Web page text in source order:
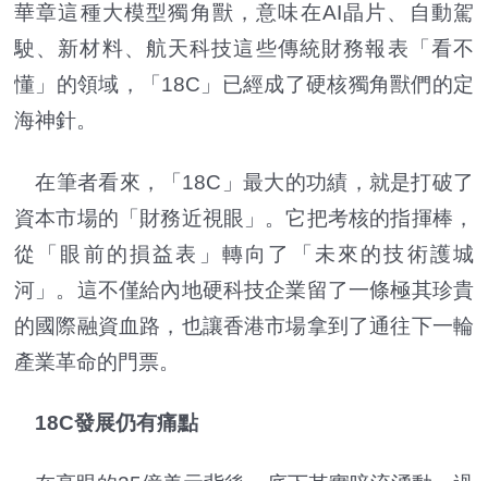
華章這種大模型獨角獸，意味在AI晶片、自動駕
駛、新材料、航天科技這些傳統財務報表「看不
懂」的領域，「18C」已經成了硬核獨角獸們的定
海神針。
在筆者看來，「18C」最大的功績，就是打破了
資本市場的「財務近視眼」。它把考核的指揮棒，
從「眼前的損益表」轉向了「未來的技術護城
河」。這不僅給內地硬科技企業留了一條極其珍貴
的國際融資血路，也讓香港市場拿到了通往下一輪
產業革命的門票。
18C發展仍有痛點